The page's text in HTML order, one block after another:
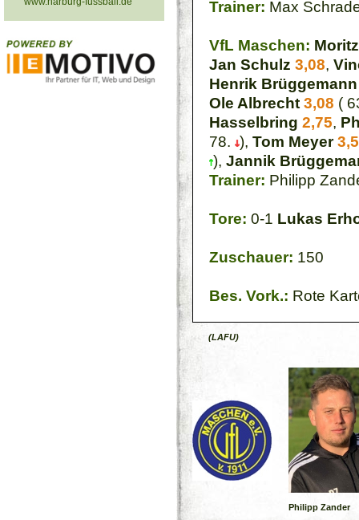
Trainer: Max
VfL Maschen:
Jan Schulz 3,08,
Henrik Brüggemann
Ole Albrecht 3,08 (
Hasselbring 2,75,
78. ), Tom Meyer
), Jannik
Trainer: Philipp
Tore: 0-1 Lukas
Zuschauer: 150
Bes. Vork.: Rote
(LAFU)
Philipp Zander